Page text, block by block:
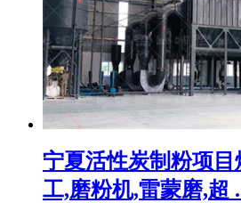
宁夏活性炭制粉项
工,磨粉机,雷蒙磨,超